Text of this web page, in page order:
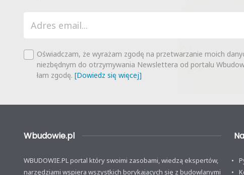
Oświadczam, że wyrażam zgodę na przetwarzanie moich
niezbędnym do otrzymywania Newslettera od portalu
łam zgodę. [Dowiedz się więcej]
Wbudowie.pl
WBUDOWIE.PL portal który swoimi zasobami, wiedzą ekspertów,
narzędziami wspiera wszystkich borykających się z budowlanymi